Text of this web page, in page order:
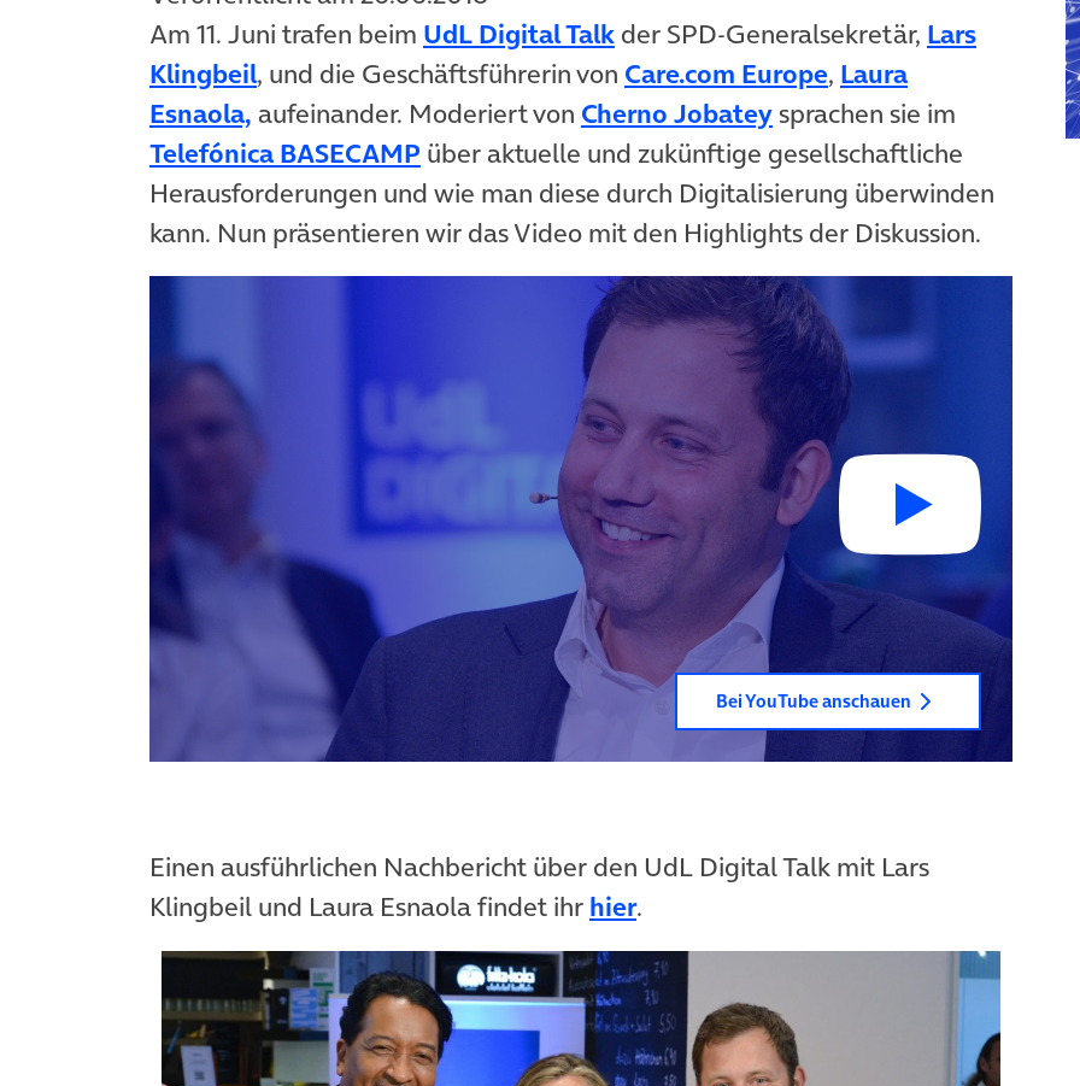
Am 11. Juni trafen beim UdL Digital Talk(öffnet in neuem Tab)
der SPD-Generalsekretär, Lars
Klingbeil(öffnet in neuem Tab)
, und die Geschäftsführerin von Care.com Europe(öffnet in neuem
, Laura
Esnaola, (öffnet in neuem Tab)
aufeinander. Moderiert von Cherno Jobatey(öffnet in neuem Tab)
sprachen sie im
Telefónica BASECAMP (öffnet in neuem Tab)
über aktuelle und zukünftige gesellschaftliche
Herausforderungen und wie man diese durch Digitalisierung überwinden
kann. Nun präsentieren wir das Video mit den Highlights der Diskussion.
Bei YouTube anschauen
Einen ausführlichen Nachbericht über den UdL Digital Talk mit Lars
Klingbeil und Laura Esnaola findet ihr hier(öffnet in neuem Tab)
.